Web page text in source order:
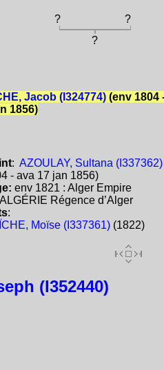
?
?
?
Jacob (I324774)(env 1804
1856)
: AZOULAY, Sultana (I337362)
- ava 17 jan 1856)
env 1821 : Alger Empire
Régence d’Alger
:
Moïse (I337361)(1822)
(I352440)